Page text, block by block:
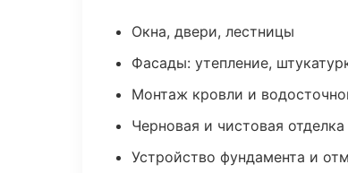
Окна, двери, лестницы
Фасады: утепление,
Монтаж кровли и
Черновая и чистовая отделка
Устройство фундамента и